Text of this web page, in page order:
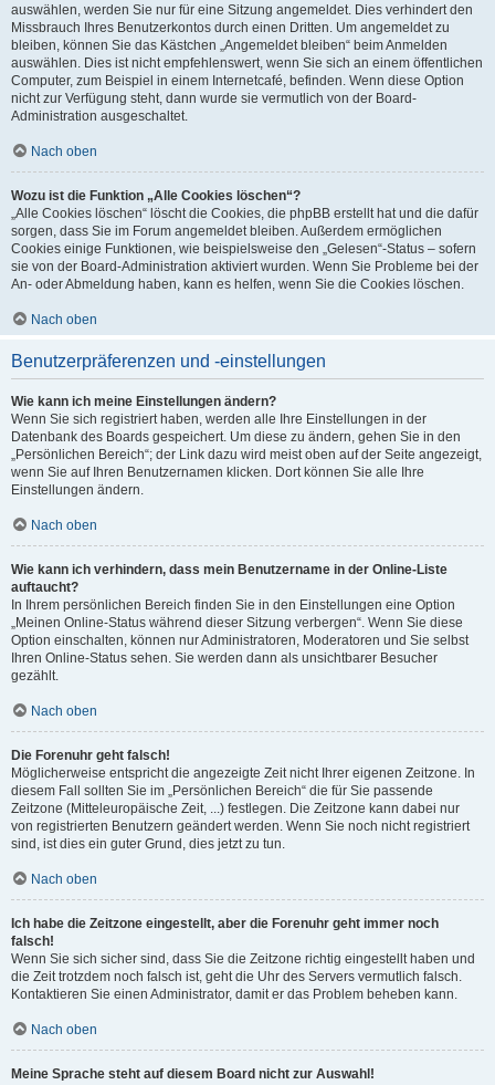
auswählen, werden Sie nur für eine Sitzung angemeldet. Dies verhindert den
Missbrauch Ihres Benutzerkontos durch einen Dritten. Um angemeldet zu
bleiben, können Sie das Kästchen „Angemeldet bleiben“ beim Anmelden
auswählen. Dies ist nicht empfehlenswert, wenn Sie sich an einem öffentlichen
Computer, zum Beispiel in einem Internetcafé, befinden. Wenn diese Option
nicht zur Verfügung steht, dann wurde sie vermutlich von der Board-
Administration ausgeschaltet.
Nach oben
Wozu ist die Funktion „Alle Cookies löschen“?
„Alle Cookies löschen“ löscht die Cookies, die phpBB erstellt hat und die dafür
sorgen, dass Sie im Forum angemeldet bleiben. Außerdem ermöglichen
Cookies einige Funktionen, wie beispielsweise den „Gelesen“-Status – sofern
sie von der Board-Administration aktiviert wurden. Wenn Sie Probleme bei der
An- oder Abmeldung haben, kann es helfen, wenn Sie die Cookies löschen.
Nach oben
Benutzerpräferenzen und -einstellungen
Wie kann ich meine Einstellungen ändern?
Wenn Sie sich registriert haben, werden alle Ihre Einstellungen in der
Datenbank des Boards gespeichert. Um diese zu ändern, gehen Sie in den
„Persönlichen Bereich“; der Link dazu wird meist oben auf der Seite angezeigt,
wenn Sie auf Ihren Benutzernamen klicken. Dort können Sie alle Ihre
Einstellungen ändern.
Nach oben
Wie kann ich verhindern, dass mein Benutzername in der Online-Liste
auftaucht?
In Ihrem persönlichen Bereich finden Sie in den Einstellungen eine Option
„Meinen Online-Status während dieser Sitzung verbergen“. Wenn Sie diese
Option einschalten, können nur Administratoren, Moderatoren und Sie selbst
Ihren Online-Status sehen. Sie werden dann als unsichtbarer Besucher
gezählt.
Nach oben
Die Forenuhr geht falsch!
Möglicherweise entspricht die angezeigte Zeit nicht Ihrer eigenen Zeitzone. In
diesem Fall sollten Sie im „Persönlichen Bereich“ die für Sie passende
Zeitzone (Mitteleuropäische Zeit, ...) festlegen. Die Zeitzone kann dabei nur
von registrierten Benutzern geändert werden. Wenn Sie noch nicht registriert
sind, ist dies ein guter Grund, dies jetzt zu tun.
Nach oben
Ich habe die Zeitzone eingestellt, aber die Forenuhr geht immer noch
falsch!
Wenn Sie sich sicher sind, dass Sie die Zeitzone richtig eingestellt haben und
die Zeit trotzdem noch falsch ist, geht die Uhr des Servers vermutlich falsch.
Kontaktieren Sie einen Administrator, damit er das Problem beheben kann.
Nach oben
Meine Sprache steht auf diesem Board nicht zur Auswahl!